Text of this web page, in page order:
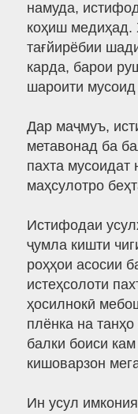
намуда,
коҳиш медиҳад.
тағйирёбии
карда, барои
шароити
Дар маҷмуъ,
метавонад ба
пахта
маҳсулотро
Истифодаи
ҷумла кишти
роҳҳои асосии
истеҳсолоти
ҳосилнокӣ
плёнка на
балки боиси
кишоварзон
Ин усул